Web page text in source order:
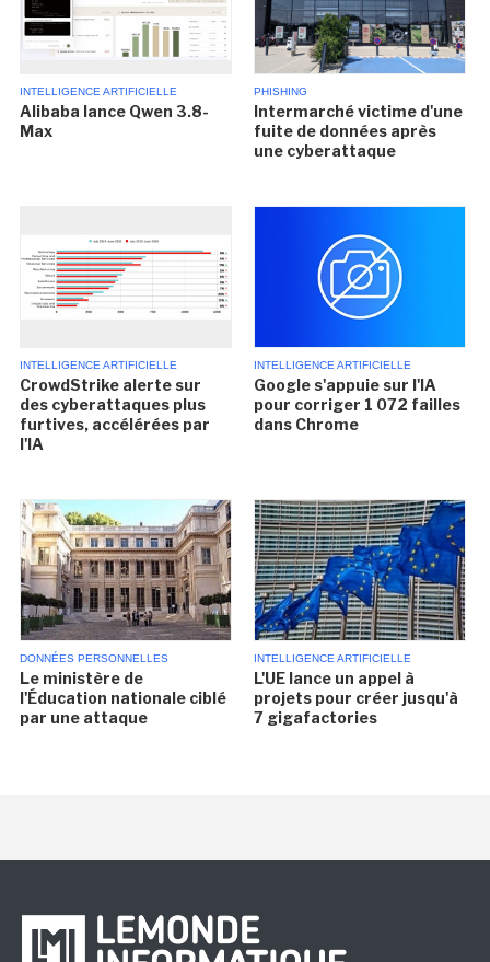
INTELLIGENCE ARTIFICIELLE
Alibaba lance Qwen 3.8-
Max
PHISHING
Intermarché victime d'une
fuite de données après
une cyberattaque
INTELLIGENCE ARTIFICIELLE
CrowdStrike alerte sur
des cyberattaques plus
furtives, accélérées par
l'IA
INTELLIGENCE ARTIFICIELLE
Google s'appuie sur l'IA
pour corriger 1 072 failles
dans Chrome
DONNÉES PERSONNELLES
Le ministère de
l'Éducation nationale ciblé
par une attaque
INTELLIGENCE ARTIFICIELLE
L'UE lance un appel à
projets pour créer jusqu'à
7 gigafactories